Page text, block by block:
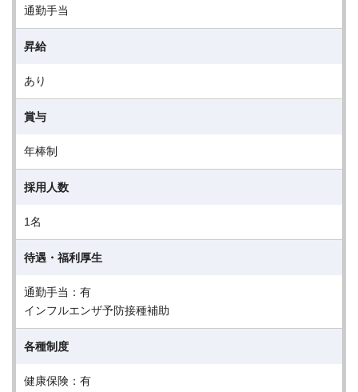
通勤手当
昇給
あり
賞与
年棒制
採用人数
1名
待遇・福利厚生
通勤手当：有
インフルエンザ予防接種補助
各種制度
健康保険：有